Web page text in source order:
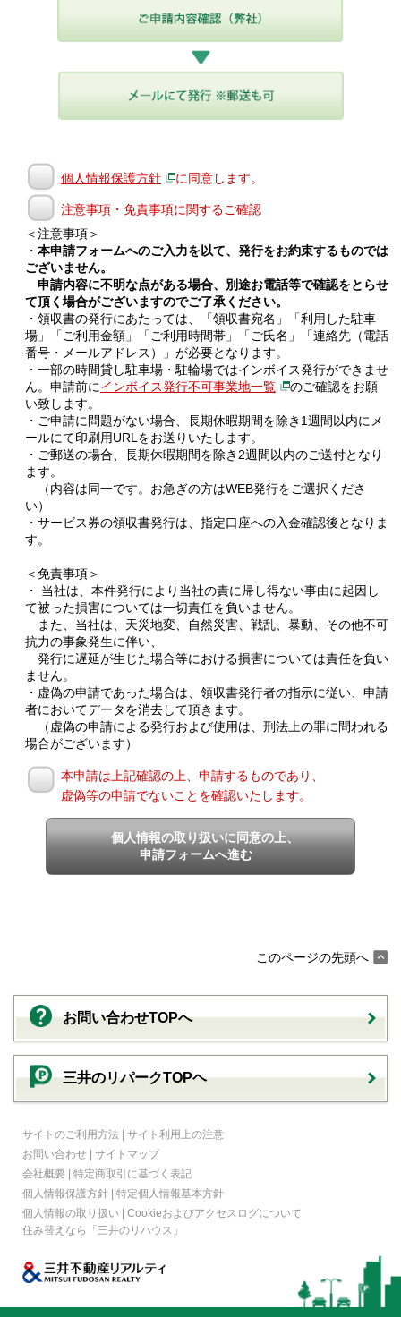
個人情報保護方針 に同意します。
注意事項・免責事項に関するご確認
＜注意事項＞
・ 本申請フォームへのご入力を以て、発行をお約束するものでは
ございません。
申請内容に不明な点がある場合、別途お電話等で確認をとらせ
て頂く場合がございますのでご了承ください。
・領収書の発行にあたっては、「領収書宛名」「利用した駐車
場」「ご利用金額」「ご利用時間帯」「ご氏名」「連絡先（電話
番号・メールアドレス）」が必要となります。
・一部の時間貸し駐車場・駐輪場ではインボイス発行ができませ
ん。申請前にインボイス発行不可事業地一覧
のご確認をお願
い致します。
・ご申請に問題がない場合、長期休暇期間を除き1週間以内にメ
ールにて印刷用URLをお送りいたします。
・ご郵送の場合、長期休暇期間を除き2週間以内のご送付となり
ます。
（内容は同一です。お急ぎの方はWEB発行をご選択くださ
い）
・サービス券の領収書発行は、指定口座への入金確認後となりま
す。
＜免責事項＞
・ 当社は、本件発行により当社の責に帰し得ない事由に起因し
て被った損害については一切責任を負いません。
また、当社は、天災地変、自然災害、戦乱、暴動、その他不可
抗力の事象発生に伴い、
発行に遅延が生じた場合等における損害については責任を負い
ません。
・虚偽の申請であった場合は、領収書発行者の指示に従い、申請
者においてデータを消去して頂きます。
（虚偽の申請による発行および使用は、刑法上の罪に問われる
場合がございます）
本申請は上記確認の上、申請するものであり、
虚偽等の申請でないことを確認いたします。
個人情報の取り扱いに同意の上、
申請フォームへ進む
このページの先頭へ
お問い合わせTOPへ
三井のリパークTOPヘ
サイトのご利用方法 | サイト利用上の注意
お問い合わせ | サイトマップ
会社概要 | 特定商取引に基づく表記
個人情報保護方針 | 特定個人情報基本方針
個人情報の取り扱い | Cookieおよびアクセスログについて
住み替えなら
「三井のリハウス」